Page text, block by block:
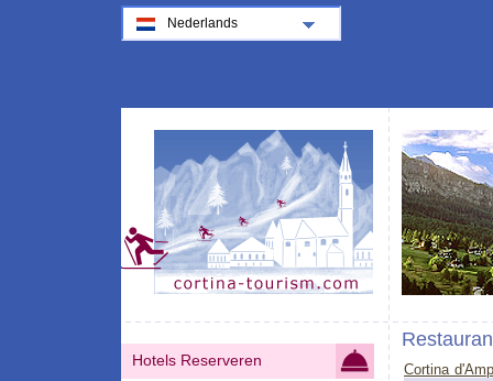
Cortina
Hotels Reserveren
Nederlands